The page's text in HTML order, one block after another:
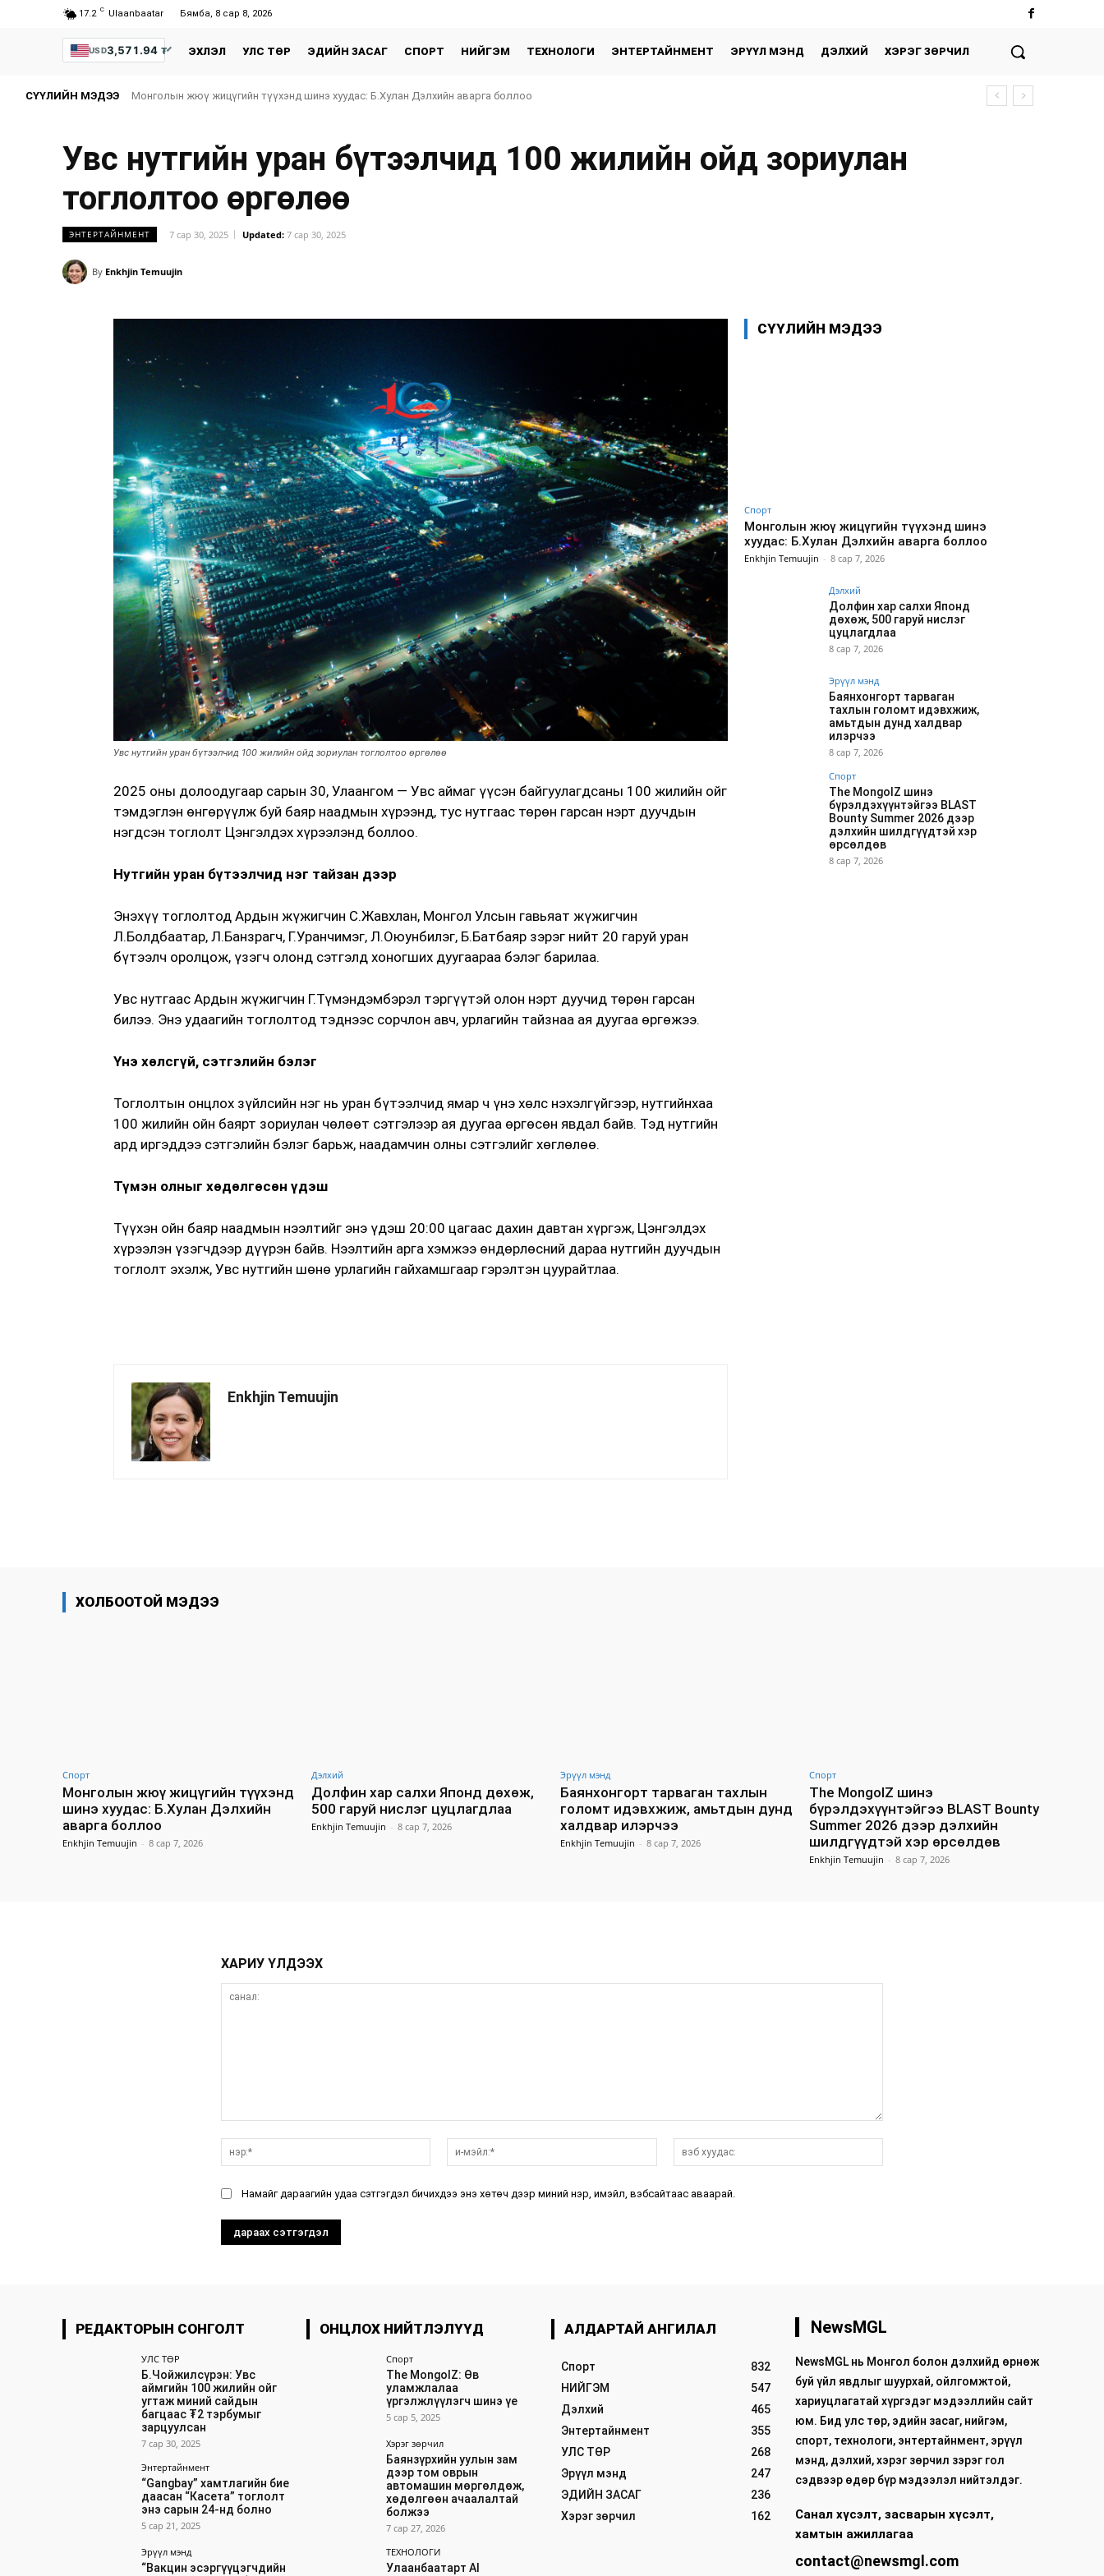
17.2 C Ulaanbaatar Бямба, 8 сар 8, 2026
USD3,571.94 ₮ ЭХЛЭЛ УЛС ТӨР ЭДИЙН ЗАСАГ СПОРТ НИЙГЭМ ТЕХНОЛОГИ ЭНТЕРТАЙНМЕНТ ЭРҮҮЛ МЭНД ДЭЛХИЙ ХЭРЭГ ЗӨРЧИЛ
СҮҮЛИЙН МЭДЭЭ Монголын жюү жицүгийн түүхэнд шинэ хуудас: Б.Хулан Дэлхийн аварга боллоо
Увс нутгийн уран бүтээлчид 100 жилийн ойд зориулан
тоглолтоо өргөлөө
ЭНТЕРТАЙНМЕНТ 7 сар 30, 2025 Updated: 7 сар 30, 2025
By Enkhjin Temuujin
Увс нутгийн уран бүтээлчид 100 жилийн ойд зориулан тоглолтоо өргөлөө
2025 оны долоодугаар сарын 30, Улаангом — Увс аймаг үүсэн байгуулагдсаны 100 жилийн ойг
тэмдэглэн өнгөрүүлж буй баяр наадмын хүрээнд, тус нутгаас төрөн гарсан нэрт дуучдын
нэгдсэн тоглолт Цэнгэлдэх хүрээлэнд боллоо.
Нутгийн уран бүтээлчид нэг тайзан дээр
Энэхүү тоглолтод Ардын жүжигчин С.Жавхлан, Монгол Улсын гавьяат жүжигчин
Л.Болдбаатар, Л.Банзрагч, Г.Уранчимэг, Л.Оюунбилэг, Б.Батбаяр зэрэг нийт 20 гаруй уран
бүтээлч оролцож, үзэгч олонд сэтгэлд хоногших дуугаараа бэлэг барилаа.
Увс нутгаас Ардын жүжигчин Г.Түмэндэмбэрэл тэргүүтэй олон нэрт дуучид төрөн гарсан
билээ. Энэ удаагийн тоглолтод тэднээс сорчлон авч, урлагийн тайзнаа ая дуугаа өргөжээ.
Үнэ хөлсгүй, сэтгэлийн бэлэг
Тоглолтын онцлох зүйлсийн нэг нь уран бүтээлчид ямар ч үнэ хөлс нэхэлгүйгээр, нутгийнхаа
100 жилийн ойн баярт зориулан чөлөөт сэтгэлээр ая дуугаа өргөсөн явдал байв. Тэд нутгийн
ард иргэддээ сэтгэлийн бэлэг барьж, наадамчин олны сэтгэлийг хөглөлөө.
Түмэн олныг хөдөлгөсөн үдэш
Түүхэн ойн баяр наадмын нээлтийг энэ үдэш 20:00 цагаас дахин давтан хүргэж, Цэнгэлдэх
хүрээлэн үзэгчдээр дүүрэн байв. Нээлтийн арга хэмжээ өндөрлөсний дараа нутгийн дуучдын
тоглолт эхэлж, Увс нутгийн шөнө урлагийн гайхамшгаар гэрэлтэн цуурайтлаа.
Enkhjin Temuujin
СҮҮЛИЙН МЭДЭЭ
Спорт
Монголын жюү жицүгийн түүхэнд шинэ
хуудас: Б.Хулан Дэлхийн аварга боллоо
Enkhjin Temuujin - 8 сар 7, 2026
Дэлхий
Долфин хар салхи Японд
дөхөж, 500 гаруй нислэг
цуцлагдлаа
8 сар 7, 2026
Эрүүл мэнд
Баянхонгорт тарваган
тахлын голомт идэвхжиж,
амьтдын дунд халдвар
илэрчээ
8 сар 7, 2026
Спорт
The MongolZ шинэ
бүрэлдэхүүнтэйгээ BLAST
Bounty Summer 2026 дээр
дэлхийн шилдгүүдтэй хэр
өрсөлдөв
8 сар 7, 2026
ХОЛБООТОЙ МЭДЭЭ
Спорт
Монголын жюү жицүгийн түүхэнд
шинэ хуудас: Б.Хулан Дэлхийн
аварга боллоо
Enkhjin Temuujin - 8 сар 7, 2026
Дэлхий
Долфин хар салхи Японд дөхөж,
500 гаруй нислэг цуцлагдлаа
Enkhjin Temuujin - 8 сар 7, 2026
Эрүүл мэнд
Баянхонгорт тарваган тахлын
голомт идэвхжиж, амьтдын дунд
халдвар илэрчээ
Enkhjin Temuujin - 8 сар 7, 2026
Спорт
The MongolZ шинэ
бүрэлдэхүүнтэйгээ BLAST Bounty
Summer 2026 дээр дэлхийн
шилдгүүдтэй хэр өрсөлдөв
Enkhjin Temuujin - 8 сар 7, 2026
ХАРИУ ҮЛДЭЭХ
нэр:*
мэйл:*
хуудас:
Намайг дараагийн удаа сэтгэгдэл бичихдээ энэ хөтөч дээр миний нэр, имэйл, вэбсайтаас аваарай.
РЕДАКТОРЫН СОНГОЛТ
УЛС ТӨР
Б.Чойжилсүрэн: Увс
аймгийн 100 жилийн ойг
угтаж миний сайдын
багцаас ₮2 тэрбумыг
зарцуулсан
7 сар 30, 2025
Энтертайнмент
“Gangbay” хамтлагийн бие
даасан “Касета” тоглолт
энэ сарын 24-нд болно
5 сар 21, 2025
Эрүүл мэнд
“Вакцин эсэргүүцэгчдийн
ОНЦЛОХ НИЙТЛЭЛҮҮД
Спорт
The MongolZ: Өв
уламжлалаа
үргэлжлүүлэгч шинэ үе
5 сар 5, 2025
Хэрэг зөрчил
Баянзүрхийн уулын зам
дээр том оврын
автомашин мөргөлдөж,
хөдөлгөөн ачаалалтай
болжээ
7 сар 27, 2026
ТЕХНОЛОГИ
Улаанбаатарт AI
АЛДАРТАЙ АНГИЛАЛ
Спорт
832
НИЙГЭМ
547
Дэлхий
465
Энтертайнмент
355
УЛС ТӨР
268
Эрүүл мэнд
247
ЭДИЙН ЗАСАГ
236
Хэрэг зөрчил
162
NewsMGL
NewsMGL нь Монгол болон дэлхийд өрнөж
буй үйл явдлыг шуурхай, ойлгомжтой,
хариуцлагатай хүргэдэг мэдээллийн сайт
юм. Бид улс төр, эдийн засаг, нийгэм,
спорт, технологи, энтертайнмент, эрүүл
мэнд, дэлхий, хэрэг зөрчил зэрэг гол
сэдвээр өдөр бүр мэдээлэл нийтэлдэг.
Санал хүсэлт, засварын хүсэлт,
хамтын ажиллагаа
contact@newsmgl.com